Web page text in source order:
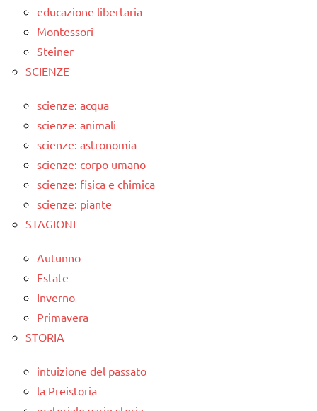
educazione libertaria
Montessori
Steiner
SCIENZE
scienze: acqua
scienze: animali
scienze: astronomia
scienze: corpo umano
scienze: fisica e chimica
scienze: piante
STAGIONI
Autunno
Estate
Inverno
Primavera
STORIA
intuizione del passato
la Preistoria